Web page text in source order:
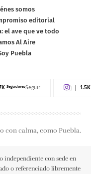
somos
editorial
el ave que ve todo
Al Aire
Puebla
SeguidoresSeguir 1.5K
con calma, como Puebla.
independiente con sede en
o referenciado libremente